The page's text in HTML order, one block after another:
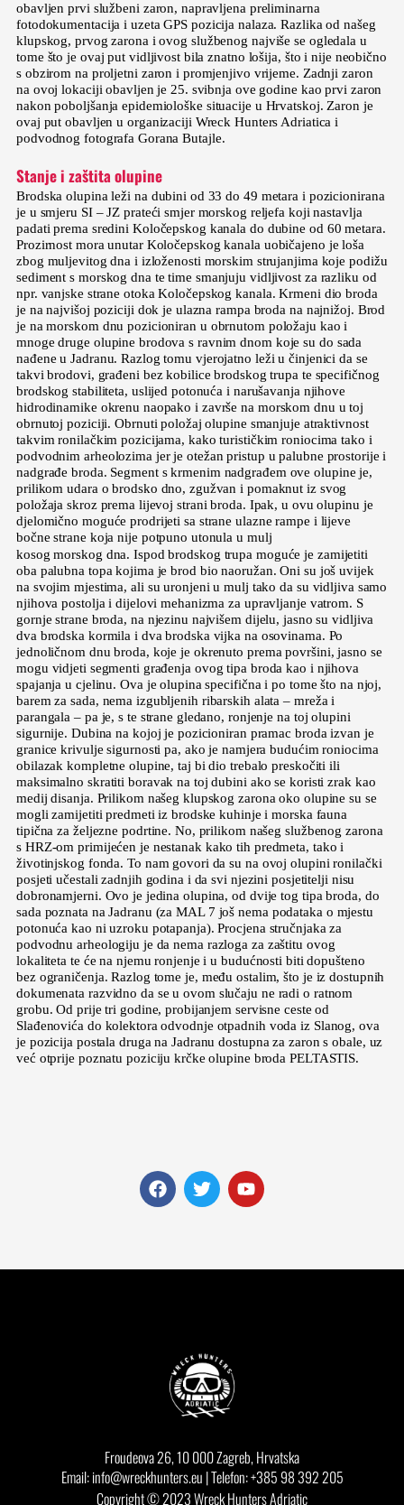
obavljen prvi službeni zaron, napravljena preliminarna
fotodokumentacija i uzeta GPS pozicija nalaza. Razlika od našeg
klupskog, prvog zarona i ovog službenog najviše se ogledala u
tome što je ovaj put vidljivost bila znatno lošija, što i nije neobično
s obzirom na proljetni zaron i promjenjivo vrijeme. Zadnji zaron
na ovoj lokaciji obavljen je 25. svibnja ove godine kao prvi zaron
nakon poboljšanja epidemiološke situacije u Hrvatskoj. Zaron je
ovaj put obavljen u organizaciji Wreck Hunters Adriatica i
podvodnog fotografa Gorana Butajle.
Stanje i zaštita olupine
Brodska olupina leži na dubini od 33 do 49 metara i pozicionirana
je u smjeru SI – JZ prateći smjer morskog reljefa koji nastavlja
padati prema sredini Koločepskog kanala do dubine od 60 metara.
Prozirnost mora unutar Koločepskog kanala uobičajeno je loša
zbog muljevitog dna i izloženosti morskim strujanjima koje podižu
sediment s morskog dna te time smanjuju vidljivost za razliku od
npr. vanjske strane otoka Koločepskog kanala. Krmeni dio broda
je na najvišoj poziciji dok je ulazna rampa broda na najnižoj. Brod
je na morskom dnu pozicioniran u obrnutom položaju kao i
mnoge druge olupine brodova s ravnim dnom koje su do sada
nađene u Jadranu. Razlog tomu vjerojatno leži u činjenici da se
takvi brodovi, građeni bez kobilice brodskog trupa te specifičnog
brodskog stabiliteta, uslijed potonuća i narušavanja njihove
hidrodinamike okrenu naopako i završe na morskom dnu u toj
obrnutoj poziciji. Obrnuti položaj olupine smanjuje atraktivnost
takvim ronilačkim pozicijama, kako turističkim roniocima tako i
podvodnim arheolozima jer je otežan pristup u palubne prostorije i
nadgrađe broda. Segment s krmenim nadgrađem ove olupine je,
prilikom udara o brodsko dno, zgužvan i pomaknut iz svog
položaja skroz prema lijevoj strani broda. Ipak, u ovu olupinu je
djelomično moguće prodrijeti sa strane ulazne rampe i lijeve
bočne strane koja nije potpuno utonula u mulj
kosog morskog dna. Ispod brodskog trupa moguće je zamijetiti
oba palubna topa kojima je brod bio naoružan. Oni su još uvijek
na svojim mjestima, ali su uronjeni u mulj tako da su vidljiva samo
njihova postolja i dijelovi mehanizma za upravljanje vatrom. S
gornje strane broda, na njezinu najvišem dijelu, jasno su vidljiva
dva brodska kormila i dva brodska vijka na osovinama. Po
jednoličnom dnu broda, koje je okrenuto prema površini, jasno se
mogu vidjeti segmenti građenja ovog tipa broda kao i njihova
spajanja u cjelinu. Ova je olupina specifična i po tome što na njoj,
barem za sada, nema izgubljenih ribarskih alata – mreža i
parangala – pa je, s te strane gledano, ronjenje na toj olupini
sigurnije. Dubina na kojoj je pozicioniran pramac broda izvan je
granice krivulje sigurnosti pa, ako je namjera budućim roniocima
obilazak kompletne olupine, taj bi dio trebalo preskočiti ili
maksimalno skratiti boravak na toj dubini ako se koristi zrak kao
medij disanja. Prilikom našeg klupskog zarona oko olupine su se
mogli zamijetiti predmeti iz brodske kuhinje i morska fauna
tipična za željezne podrtine. No, prilikom našeg službenog zarona
s HRZ-om primijećen je nestanak kako tih predmeta, tako i
životinjskog fonda. To nam govori da su na ovoj olupini ronilački
posjeti učestali zadnjih godina i da svi njezini posjetitelji nisu
dobronamjerni. Ovo je jedina olupina, od dvije tog tipa broda, do
sada poznata na Jadranu (za MAL 7 još nema podataka o mjestu
potonuća kao ni uzroku potapanja). Procjena stručnjaka za
podvodnu arheologiju je da nema razloga za zaštitu ovog
lokaliteta te će na njemu ronjenje i u budućnosti biti dopušteno
bez ograničenja. Razlog tome je, među ostalim, što je iz dostupnih
dokumenata razvidno da se u ovom slučaju ne radi o ratnom
grobu. Od prije tri godine, probijanjem servisne ceste od
Slađenovića do kolektora odvodnje otpadnih voda iz Slanog, ova
je pozicija postala druga na Jadranu dostupna za zaron s obale, uz
već otprije poznatu poziciju krčke olupine broda PELTASTIS.
F
a
c
o
T
w
i
e
Y
o
u
b
Froudeova 26, 10 000 Zagreb, Hrvatska
Email: info@wreckhunters.eu | Telefon: +385 98 392 205
Copyright © 2023 Wreck Hunters Adriatic